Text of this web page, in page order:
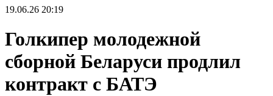
19.06.26 20:19
Голкипер молодежной
сборной Беларуси продлил
контракт с БАТЭ